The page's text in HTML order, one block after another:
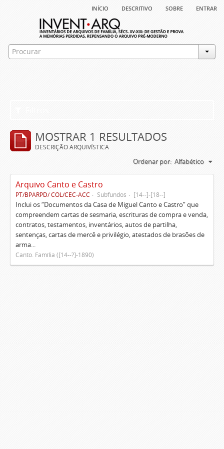
início descritivo sobre entrar
MOSTRAR 1 RESULTADOS
DESCRIÇÃO ARQUIVÍSTICA
Ordenar por: Alfabético
Arquivo Canto e Castro
PT/BPARPD/ COL/CEC-ACC Subfundos [14--]-[18--]
Inclui os “Documentos da Casa de Miguel Canto e Castro” que
compreendem cartas de sesmaria, escrituras de compra e venda,
contratos, testamentos, inventários, autos de partilha,
sentenças, cartas de mercê e privilégio, atestados de brasões de
arma...
Canto. Família ([14--?]-1890)